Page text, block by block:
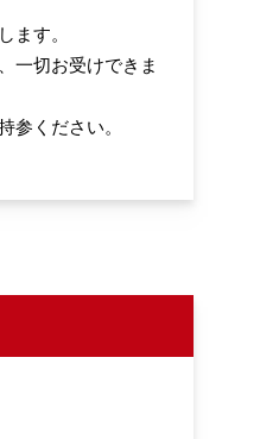
ます。
一切お受けできま
参ください。